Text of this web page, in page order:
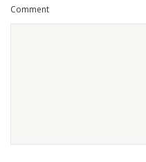
Comment